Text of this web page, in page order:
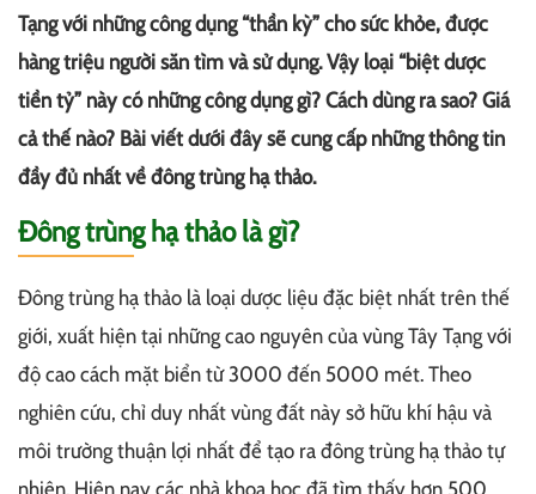
Tạng với những công dụng “thần kỳ” cho sức khỏe, được
hàng triệu người săn tìm và sử dụng. Vậy loại “biệt dược
tiền tỷ” này có những công dụng gì? Cách dùng ra sao? Giá
cả thế nào? Bài viết dưới đây sẽ cung cấp những thông tin
đầy đủ nhất về đông trùng hạ thảo.
Đông trùng hạ thảo là gì?
Đông trùng hạ thảo là loại dược liệu đặc biệt nhất trên thế
giới, xuất hiện tại những cao nguyên của vùng Tây Tạng với
độ cao cách mặt biển từ 3000 đến 5000 mét. Theo
nghiên cứu, chỉ duy nhất vùng đất này sở hữu khí hậu và
môi trường thuận lợi nhất để tạo ra đông trùng hạ thảo tự